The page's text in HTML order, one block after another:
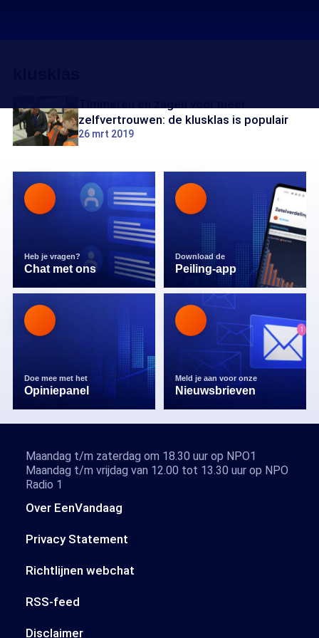
zelfvertrouwen: de klusklas is populair
26 mrt 2019
Heb je vragen?
Chat met ons
Download de
Peiling-app
Doe mee met het
Opiniepanel
Meld je aan voor onze
Nieuwsbrieven
Over EenVandaag
Privacy Statement
Richtlijnen webchat
RSS-feed
Disclaimer
Maandag t/m zaterdag om 18.30 uur op NPO1
Maandag t/m vrijdag van 12.00 tot 13.30 uur op NPO
Radio 1